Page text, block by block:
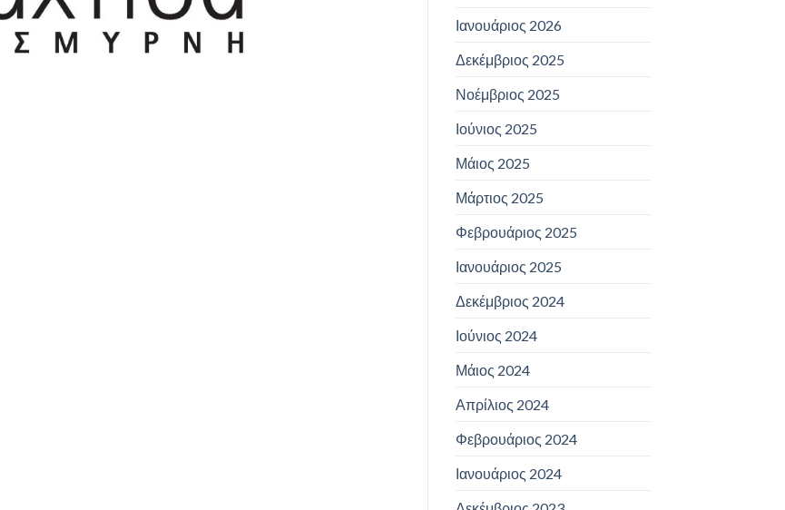
Ιανουάριος 2026
Δεκέμβριος 2025
Νοέμβριος 2025
Ιούνιος 2025
Μάιος 2025
Μάρτιος 2025
Φεβρουάριος 2025
Ιανουάριος 2025
Δεκέμβριος 2024
Ιούνιος 2024
Μάιος 2024
Απρίλιος 2024
Φεβρουάριος 2024
Ιανουάριος 2024